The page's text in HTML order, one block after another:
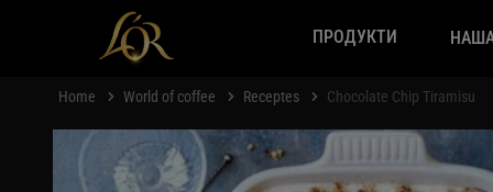
ПРОДУКТИ
Home World of coffee Receptes Chocolate Chip Tiramisu